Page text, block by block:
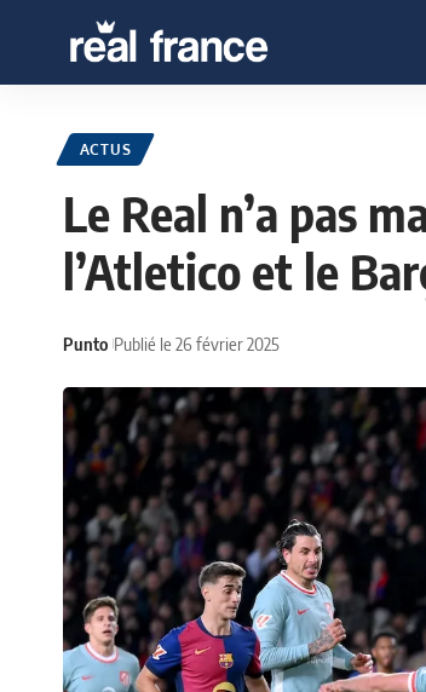
ACTUS
Le Real n’a pas
l’Atletico et le
Punto Publié le 26 février 2025